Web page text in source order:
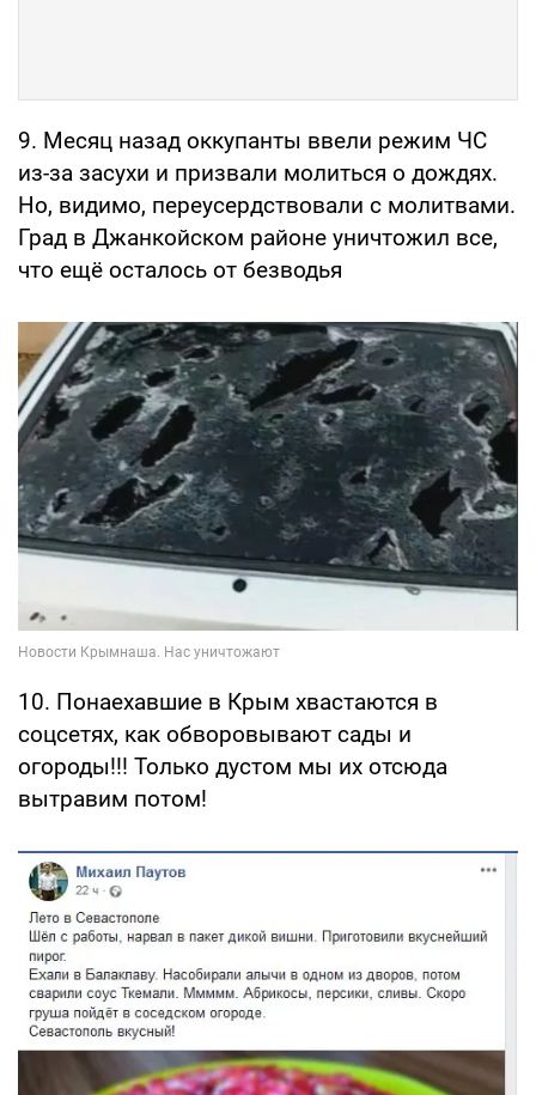
9. Месяц назад оккупанты ввели режим ЧС
из-за засухи и призвали молиться о дождях.
Но, видимо, переусердствовали с молитвами.
Град в Джанкойском районе уничтожил все,
что ещё осталось от безводья
10. Понаехавшие в Крым хвастаются в
соцсетях, как обворовывают сады и
огороды!!! Только дустом мы их отсюда
вытравим потом!